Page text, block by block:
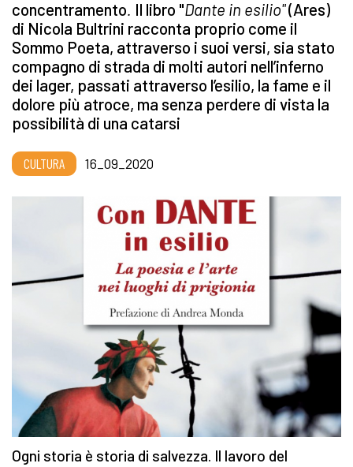
concentramento. Il libro "Dante in esilio"(Ares)
di Nicola Bultrini racconta proprio come il
Sommo Poeta, attraverso i suoi versi, sia stato
compagno di strada di molti autori nell’inferno
dei lager, passati attraverso l’esilio, la fame e il
dolore più atroce, ma senza perdere di vista la
possibilità di una catarsi
CULTURA 16_09_2020
Ogni storia è storia di salvezza. Il lavoro del